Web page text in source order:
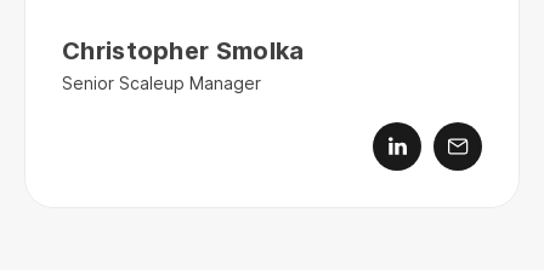
Christopher Smolka
Senior Scaleup Manager